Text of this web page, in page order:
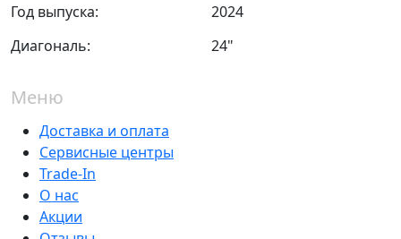
Год выпуска:
2024
Диагональ:
24"
Меню
Доставка и оплата
Сервисные центры
Trade-In
О нас
Акции